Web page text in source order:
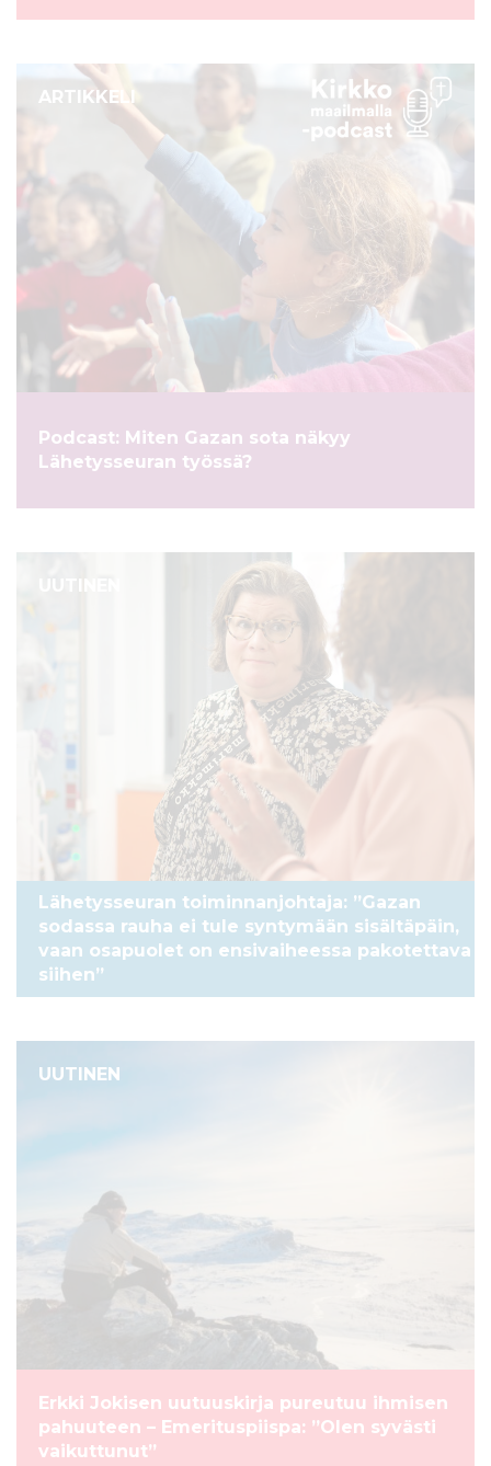
ARTIKKELI
Podcast: Miten Gazan sota näkyy
Lähetysseuran työssä?
Lähetysseuran toiminnanjohtaja: ”Gazan
sodassa rauha ei tule syntymään sisältäpäin,
vaan osapuolet on ensivaiheessa pakotettava
siihen”
UUTINEN
Erkki Jokisen uutuuskirja pureutuu ihmisen
pahuuteen – Emerituspiispa: ”Olen syvästi
vaikuttunut”